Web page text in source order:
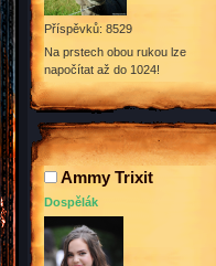
Příspěvků: 8529
Na prstech obou rukou lze
napočítat až do 1024!
Ammy Trixit
Dospělák